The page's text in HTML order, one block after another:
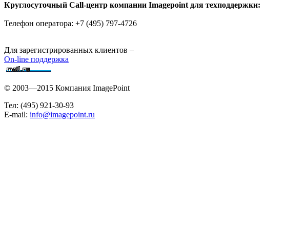
Круглосуточный Call-центр компании Imagepoint для техподдержки:
Телефон оператора: +7 (495) 797-4726
Для зарегистрированных клиентов –
On-line поддержка
© 2003—2015 Компания ImagePoint
Тел: (495) 921-30-93
E-mail: info@imagepoint.ru